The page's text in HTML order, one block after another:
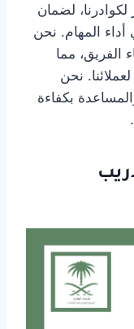
لضمان
المهام. نحن
الفريق، مما
نحن
بكفاءة